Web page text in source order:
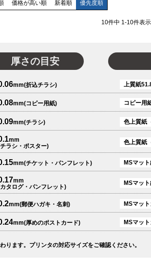
価格が高い順 新着順 優先度順
10件中 1-10件表示
厚さの目安
mm(折込チラシ) 上質紙
mm(コピー用紙) コピー用
mm(チラシ) 色上質紙
mm
ラシ・ポスター)
色上質紙
mm(チケット・パンフレット) MSマッ
mm
タログ・パンフレット)
MSマッ
mm(郵便ハガキ・名刺) MSマッ
mm(厚めのポストカード) MSマッ
ります。プリンタの対応サイズをご確認ください。